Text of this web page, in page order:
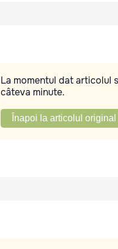
La momentul dat articolul
câteva minute.
Înapoi la articolul original